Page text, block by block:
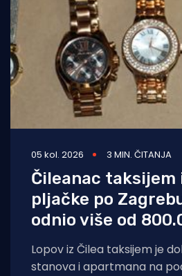
05 kol. 2026 3 MIN. ČITANJA
Čileanac taksijem
pljačke po
odnio više od
Lopov iz Čilea taksijem je
stanova i apartmana na